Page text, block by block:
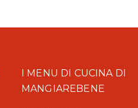
I MENU DI CUCINA DI
MANGIAREBENE